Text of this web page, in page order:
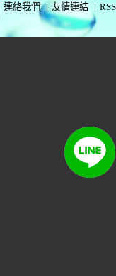
連絡我們 | 友情連結 | RSS